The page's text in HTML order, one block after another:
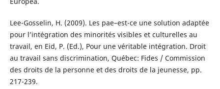
Lee-Gosselin, H. (2009). Les pae–est-ce une solution adaptée
pour l’intégration des minorités visibles et culturelles au
travail, en Eid, P. (Ed.), Pour une véritable intégration. Droit
au travail sans discrimination, Québec: Fides / Commission
des droits de la personne et des droits de la jeunesse, pp.
217-239.